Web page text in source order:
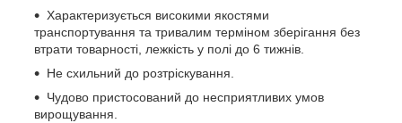
Характеризується високими якостями
транспортування та тривалим терміном зберігання без
втрати товарності, лежкість у полі до 6 тижнів.
Не схильний до розтріскування.
Чудово пристосований до несприятливих умов
вирощування.